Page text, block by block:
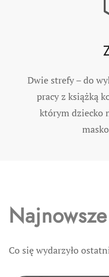
Dwie strefy – do
pracy z książką
którym dziecko
Co się wydarzyło